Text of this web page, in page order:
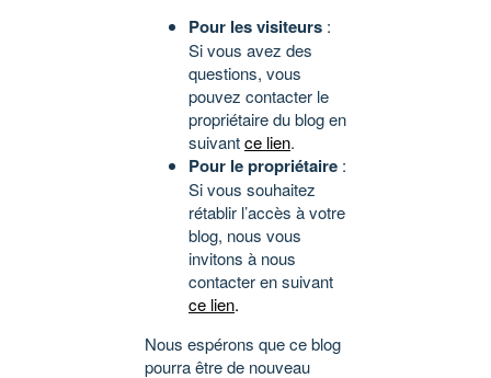
Pour les visiteurs :
Si vous avez des
questions, vous
pouvez contacter le
propriétaire du blog en
suivantce lien.
Pour le propriétaire :
Si vous souhaitez
rétablir l’accès à votre
blog, nous vous
invitons à nous
contacter en suivant
ce lien.
Nous espérons que ce blog
pourra être de nouveau